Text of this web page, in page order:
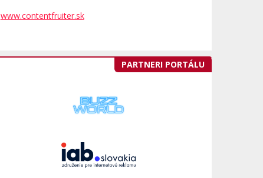
www.contentfruiter.sk
PARTNERI PORTÁLU